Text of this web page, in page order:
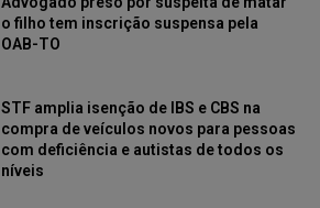
o filho tem inscrição suspensa pela
OAB-TO
STF amplia isenção de IBS e CBS na
compra de veículos novos para pessoas
com deficiência e autistas de todos os
níveis